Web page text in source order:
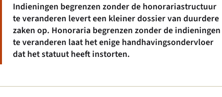
Indieningen begrenzen zonder de honorariastructuur
te veranderen levert een kleiner dossier van duurdere
zaken op. Honoraria begrenzen zonder de indieningen
te veranderen laat het enige handhavingsondervloer
dat het statuut heeft instorten.